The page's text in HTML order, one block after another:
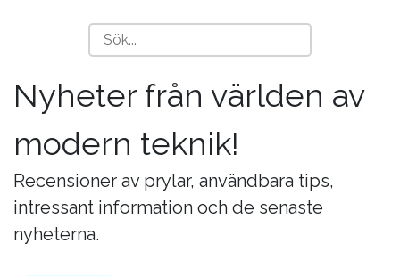
Nyheter från världen av
modern teknik!
Recensioner av prylar, användbara tips,
intressant information och de senaste
nyheterna.